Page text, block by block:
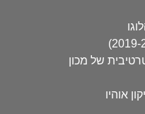
של מכון
אוהיו